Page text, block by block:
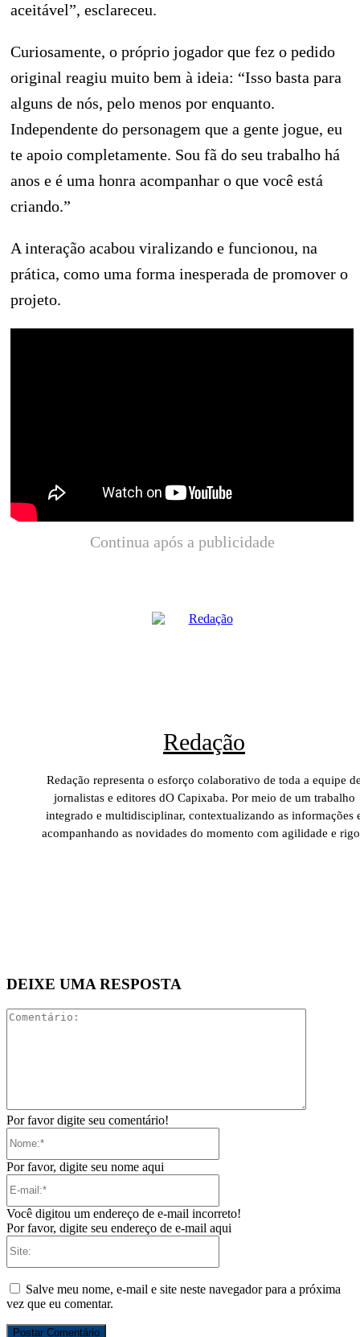
aceitável”, esclareceu.
Curiosamente, o próprio jogador que fez o pedido
original reagiu muito bem à ideia: “Isso basta para
alguns de nós, pelo menos por enquanto.
Independente do personagem que a gente jogue, eu
te apoio completamente. Sou fã do seu trabalho há
anos e é uma honra acompanhar o que você está
criando.”
A interação acabou viralizando e funcionou, na
prática, como uma forma inesperada de promover o
projeto.
Continua após a publicidade
Redação
Redação representa o esforço colaborativo de toda a equipe
jornalistas e editores dO Capixaba. Por meio de um trabalho
integrado e multidisciplinar, contextualizando as informações
acompanhando as novidades do momento com agilidade e
DEIXE UMA RESPOSTA
Por favor digite seu comentário!
Por favor, digite seu nome aqui
Você digitou um endereço de e-mail incorreto!
Por favor, digite seu endereço de e-mail aqui
Salve meu nome, e-mail e site neste navegador para a próxima
vez que eu comentar.